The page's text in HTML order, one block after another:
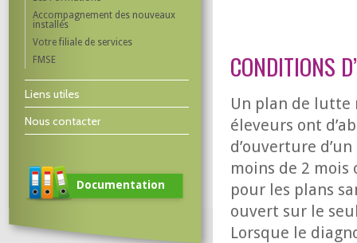
Accompagnement des nouveaux
installés
Votre filiale de services
FMSE
Liens utiles
Nous contacter
Documentation
CONDITIONS
Un plan de lutte
éleveurs ont
d’ouverture
moins de 2
pour les plans
ouvert sur le
Lorsque le